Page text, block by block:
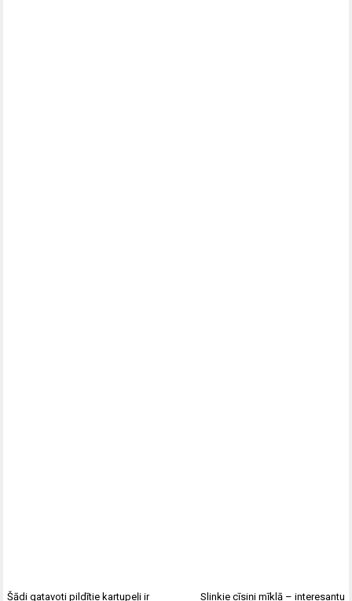
Šādi gatavoti pildītie kartupeļi ir
Slinkie cīsiņi mīklā – interesantu